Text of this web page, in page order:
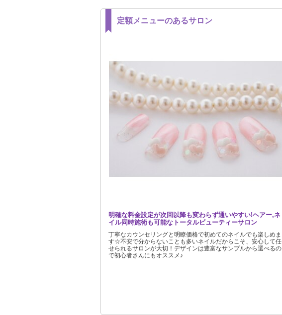
定額メニューのあるサロン
明確な料金設定が次回以降も変わらず通いやすい!ヘアー,ネ
イル同時施術も可能なトータルビューティーサロン
丁寧なカウンセリングと明瞭価格で初めてのネイルでも楽しめま
す☆不安で分からないことも多いネイルだからこそ、安心して任
せられるサロンが大切！デザインは豊富なサンプルから選べるの
で初心者さんにもオススメ♪